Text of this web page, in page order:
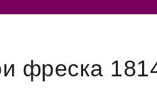
фреска